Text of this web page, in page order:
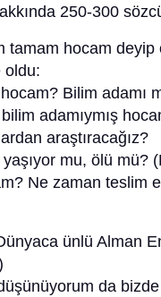
250-300
tamam hocam deyip
oldu:
hocam? Bilim
adamıymış
araştıracağız?
mu, ölü mü?
Ne zaman teslim
ünlü Alman
da